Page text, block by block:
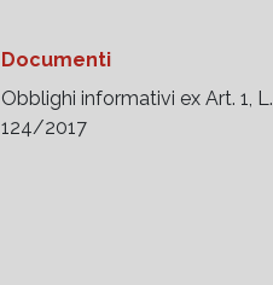
Documenti
Obblighi informativi ex Art. 1, L.
124/2017